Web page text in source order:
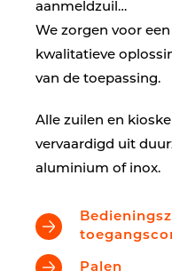
aanmeldzuil…
We zorgen voor
kwalitatieve
van de toepassing.
Alle zuilen en
vervaardigd uit
aluminium of inox.
Palen